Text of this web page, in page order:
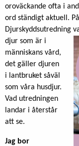
oroväckande ofta i
ord ständigt aktuell.
Djurskyddsutredning
djur som är i
människans vård,
det gäller djuren
i lantbruket såväl
som våra husdjur.
Vad utredningen
landar i återstår
att se.
Jag bor